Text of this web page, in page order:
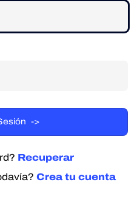
Recuperar
Crea tu cuenta